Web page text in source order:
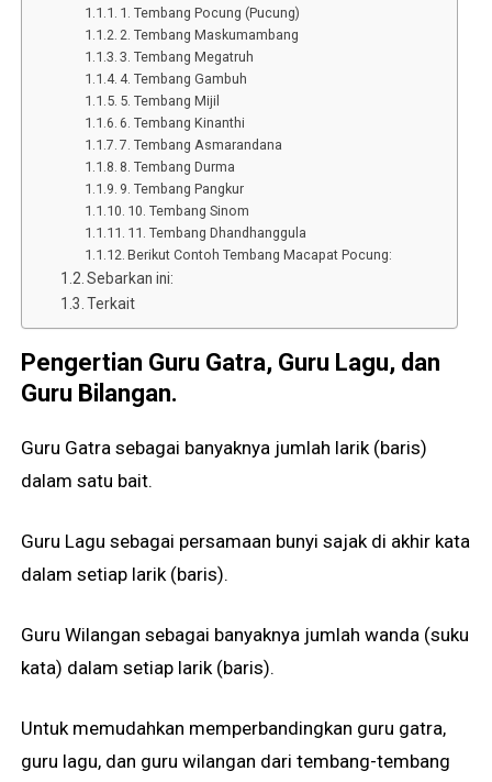
1. Tembang Pocung (Pucung)
2. Tembang Maskumambang
3. Tembang Megatruh
4. Tembang Gambuh
5. Tembang Mijil
6. Tembang Kinanthi
7. Tembang Asmarandana
8. Tembang Durma
9. Tembang Pangkur
10. Tembang Sinom
11. Tembang Dhandhanggula
Berikut Contoh Tembang Macapat Pocung:
Sebarkan ini:
Terkait
Pengertian Guru Gatra, Guru Lagu, dan
Guru Bilangan.
Guru Gatra sebagai banyaknya jumlah larik (baris)
dalam satu bait.
Guru Lagu sebagai persamaan bunyi sajak di akhir kata
dalam setiap larik (baris).
Guru Wilangan sebagai banyaknya jumlah wanda (suku
kata) dalam setiap larik (baris).
Untuk memudahkan memperbandingkan guru gatra,
guru lagu, dan guru wilangan dari tembang-tembang